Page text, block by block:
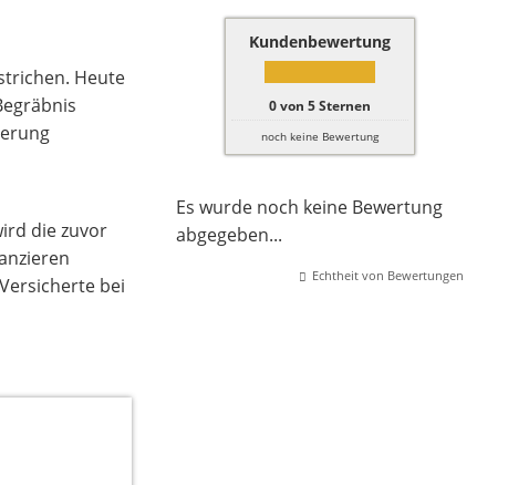
Kundenbewertung
0von 5Sternen
noch keine Bewertung
Es wurde noch keine Bewertung
abgegeben...
Echtheit von Bewertungen
Heute
die zuvor
bei